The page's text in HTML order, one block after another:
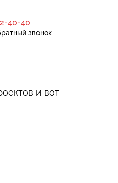
40-40
звонок
и вот